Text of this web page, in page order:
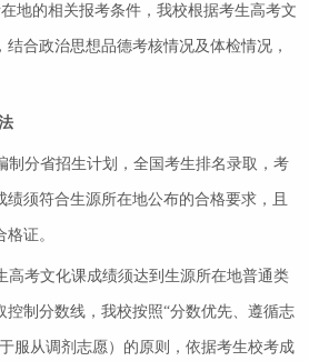
地的相关报考条件，我校根据考生高考文
合政治思想品德考核情况及体检情况，
制分省招生计划，全国考生排名录取，考
须符合生源所在地公布的合格要求，且
证。
高考文化课成绩须达到生源所在地普通类
控制分数线，我校按照“分数优先、遵循志
服从调剂志愿）的原则，依据考生校考成